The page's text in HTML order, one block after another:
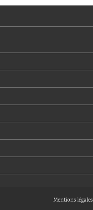
Mentions légales